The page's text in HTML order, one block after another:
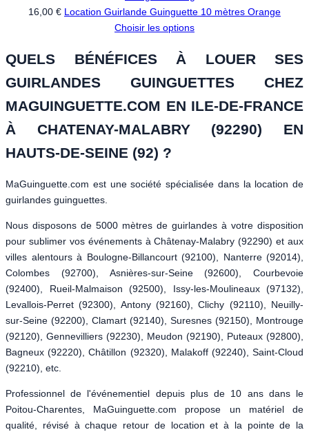
16,00 € Location Guirlande Guinguette 10 mètres Orange
Choisir les options
QUELS BÉNÉFICES À LOUER SES
GUIRLANDES GUINGUETTES CHEZ
MAGUINGUETTE.COM EN ILE-DE-FRANCE
À CHATENAY-MALABRY (92290) EN
HAUTS-DE-SEINE (92) ?
MaGuinguette.com est une société spécialisée dans la location de
guirlandes guinguettes.
Nous disposons de 5000 mètres de guirlandes à votre disposition
pour sublimer vos événements à Châtenay-Malabry (92290) et aux
villes alentours à Boulogne-Billancourt (92100), Nanterre (92014),
Colombes (92700), Asnières-sur-Seine (92600), Courbevoie
(92400), Rueil-Malmaison (92500), Issy-les-Moulineaux (97132),
Levallois-Perret (92300), Antony (92160), Clichy (92110), Neuilly-
sur-Seine (92200), Clamart (92140), Suresnes (92150), Montrouge
(92120), Gennevilliers (92230), Meudon (92190), Puteaux (92800),
Bagneux (92220), Châtillon (92320), Malakoff (92240), Saint-Cloud
(92210), etc.
Professionnel de l'événementiel depuis plus de 10 ans dans le
Poitou-Charentes, MaGuinguette.com propose un matériel de
qualité, révisé à chaque retour de location et à la pointe de la